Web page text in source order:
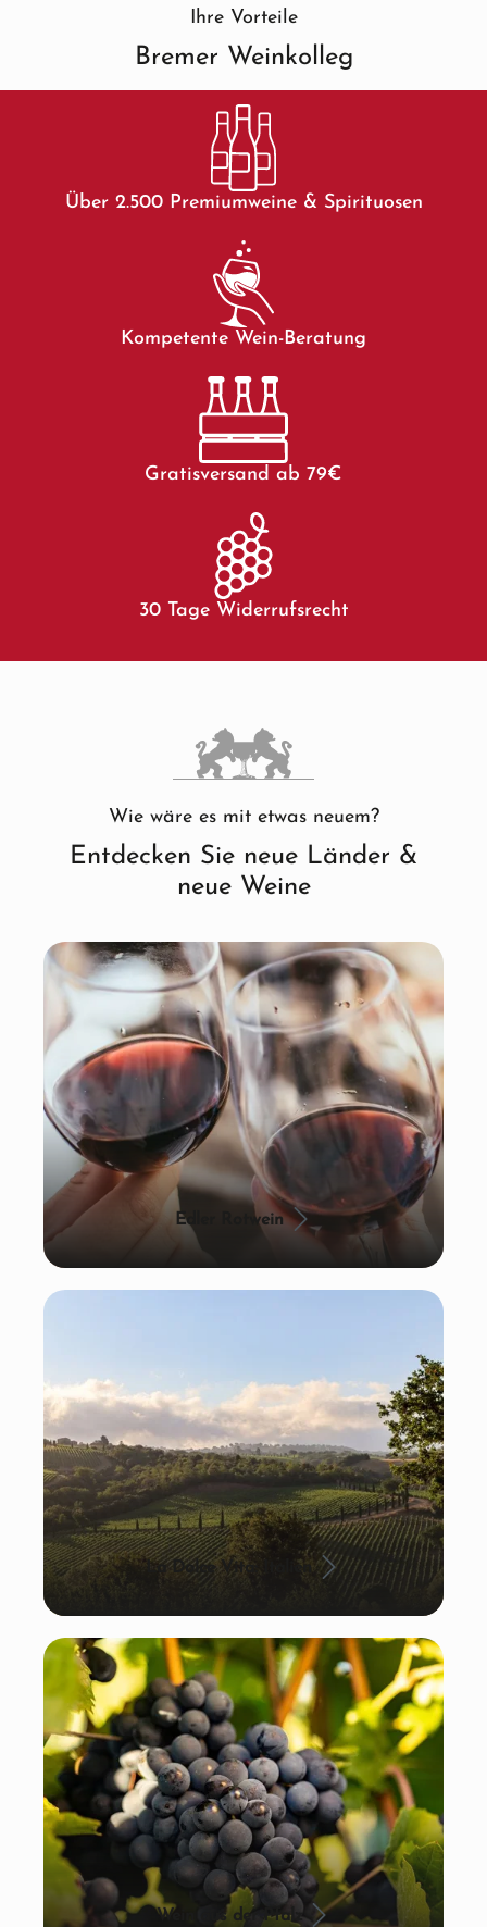
Ihre Vorteile
Bremer Weinkolleg
Über 2.500 Premiumweine & Spirituosen
Kompetente Wein-Beratung
Gratisversand ab 79€
30 Tage Widerrufsrecht
Wie wäre es mit etwas neuem?
Entdecken Sie neue Länder &
neue Weine
Edler Rotwein
La Dolce Vita: Italien
Wein aus der Pfalz